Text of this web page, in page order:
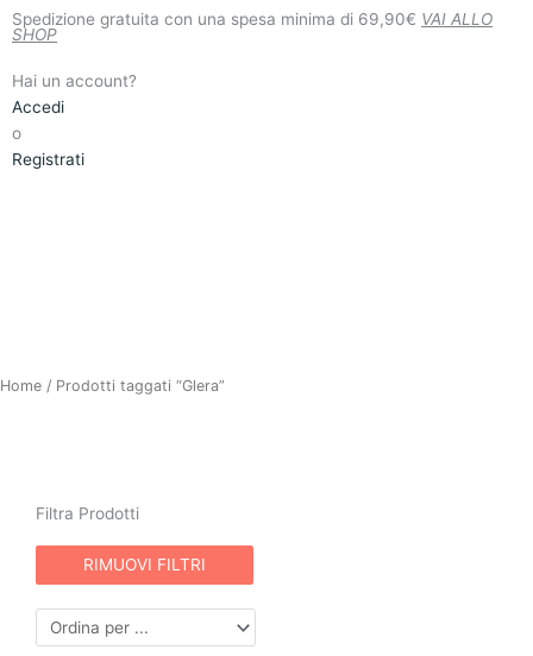
VaiSpedizione gratuita con una spesa minima di 69,90€ VAI ALLO
SHOP
Hai un account?
Accedi
o
Registrati
Home / Prodotti taggati “Glera”
Filtra Prodotti
RIMUOVI FILTRI